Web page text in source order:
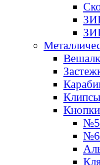
Кнопки